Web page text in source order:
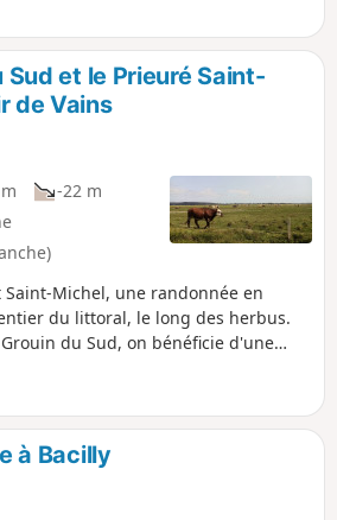
! En plus, après
bourgade
est rempli par la
Michel qui se
Pointe du
et la Pointe de
Sud et le Prieuré Saint-
de Vains
-22 m
Saint-Michel, une randonnée en
du littoral, le long des herbus.
du Sud, on bénéficie d'une
de la marée montante est
dans les terres permet de visiter
romane du Prieuré Saint-
à Bacilly